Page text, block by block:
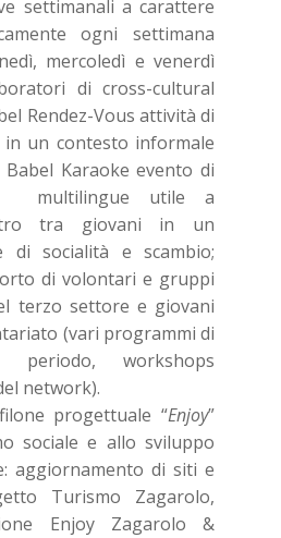
settimanali a carattere
ogni settimana
mercoledì e venerdì
di cross-cultural
Rendez-Vous attività di
un contesto informale
Karaoke evento di
multilingue utile a
tra giovani in un
di socialità e scambio;
di volontari e gruppi
terzo settore e giovani
(vari programmi di
workshops
network).
progettuale “Enjoy”
sociale e allo sviluppo
aggiornamento di siti e
Turismo Zagarolo,
Enjoy Zagarolo &